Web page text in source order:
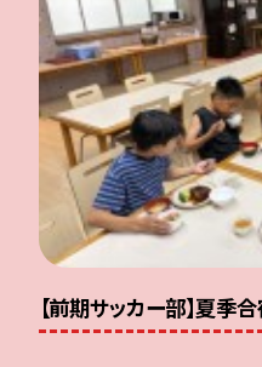
【前期サッカー部】夏季